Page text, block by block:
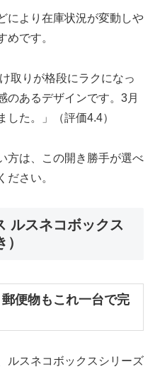
により在庫状況が変動しや
めです。
取りが格段にラクになっ
のあるデザインです。3月
した。」（評価4.4）
方は、この開き勝手が選べ
ださい。
ルスネコボックス
郵便物もこれ一台で完
ルスネコボックスシリーズ